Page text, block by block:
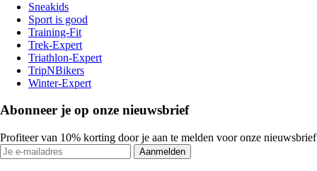
Sneakids
Sport is good
Training-Fit
Trek-Expert
Triathlon-Expert
TripNBikers
Winter-Expert
Abonneer je op onze nieuwsbrief
Profiteer van 10% korting door je aan te melden voor onze nieuwsbrief
Aanmelden